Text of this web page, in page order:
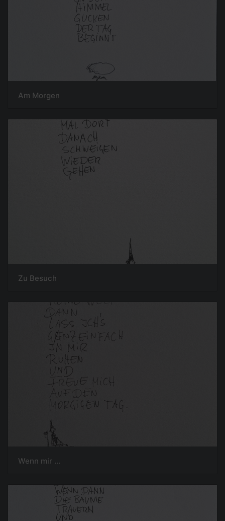
Am Morgen
Zu Besuch
Wenn mir ...